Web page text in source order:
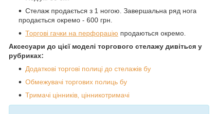
Стелаж продається з 1 ногою. Завершальна ряд нога
продається окремо - 600 грн.
Торгові гачки на перфорацію продаються окремо.
Аксесуари до цієї моделі торгового стелажу дивіться у
рубриках:
Додаткові торгові полиці до стелажів бу
Обмежувачі торгових полиць бу
Тримачі цінників, цінникотримачі